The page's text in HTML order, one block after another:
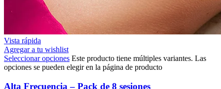
Vista rápida
Agregar a tu wishlist
Seleccionar opciones Este producto tiene múltiples variantes. Las
opciones se pueden elegir en la página de producto
Alta Frecuencia – Pack de 8 sesiones